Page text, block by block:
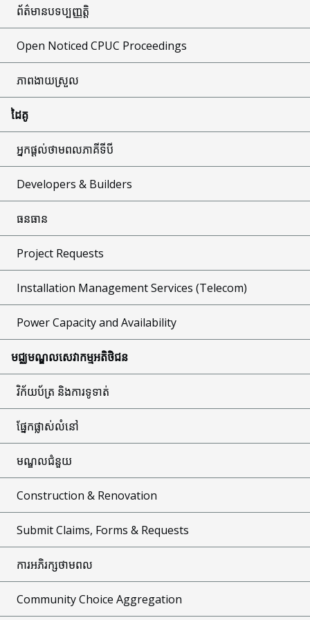
ព័ត៌មានបទប្បញ្ញត្តិ
Open Noticed CPUC Proceedings
ភាពងាយស្រួល
ដៃគូ
អ្នកផ្តល់ថាមពលភាគីទីបី
Developers & Builders
ធនធាន
Project Requests
Installation Management Services (Telecom)
Power Capacity and Availability
មជ្ឈមណ្ឌលសេវាកម្មអតិថិជន
វិក័យប័ត្រ និងការទូទាត់
ផ្នែកផ្លាស់លំនៅ
មណ្ឌលជំនួយ
Construction & Renovation
Submit Claims, Forms & Requests
ការអភិរក្សថាមពល
Community Choice Aggregation